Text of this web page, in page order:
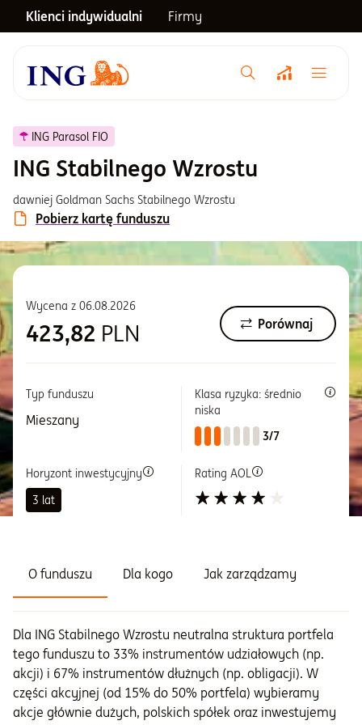
Klienci indywidualni Firmy
Menu główne
Notowania
Inwestycje
Centrum pomocy
Informacje i dokumenty
ING Parasol FIO
ING Stabilnego Wzrostu
dawniej Goldman Sachs Stabilnego Wzrostu
Pobierz kartę funduszu
Wycena z 06.08.2026
423,82 PLN Porównaj
Typ funduszu
Mieszany
Klasa ryzyka: średnio
niska
3/7
Horyzont inwestycyjny
3 lat
Rating AOL
O funduszu Dla kogo Jak zarządzamy
Dla ING Stabilnego Wzrostu neutralna struktura portfela
tego funduszu to 33% instrumentów udziałowych (np.
akcji) i 67% instrumentów dłużnych (np. obligacji). W
części akcyjnej (od 15% do 50% portfela) wybieramy
akcje głównie dużych, polskich spółek oraz inwestujemy